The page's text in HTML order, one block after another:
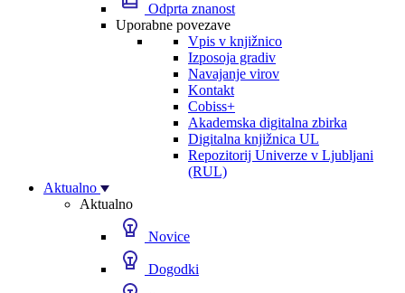
Odprta znanost
Uporabne povezave
Vpis v knjižnico
Izposoja gradiv
Navajanje virov
Kontakt
Cobiss+
Akademska digitalna zbirka
Digitalna knjižnica UL
Repozitorij Univerze v Ljubljani
(RUL)
Aktualno
Aktualno
Novice
Dogodki